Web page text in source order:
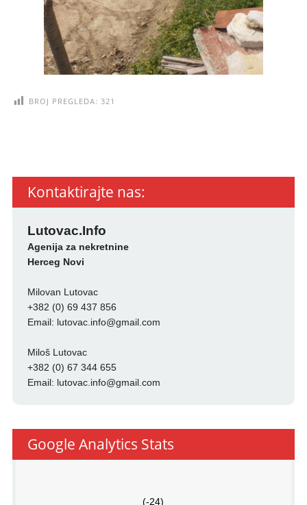
BROJ PREGLEDA: 321
Kontaktirajte nas:
Lutovac.Info
Agenija za nekretnine
Herceg Novi
Milovan Lutovac
+382 (0) 69 437 856
Email: lutovac.info@gmail.com
Miloš Lutovac
+382 (0) 67 344 655
Email: lutovac.info@gmail.com
Google Analytics Stats
(-24)